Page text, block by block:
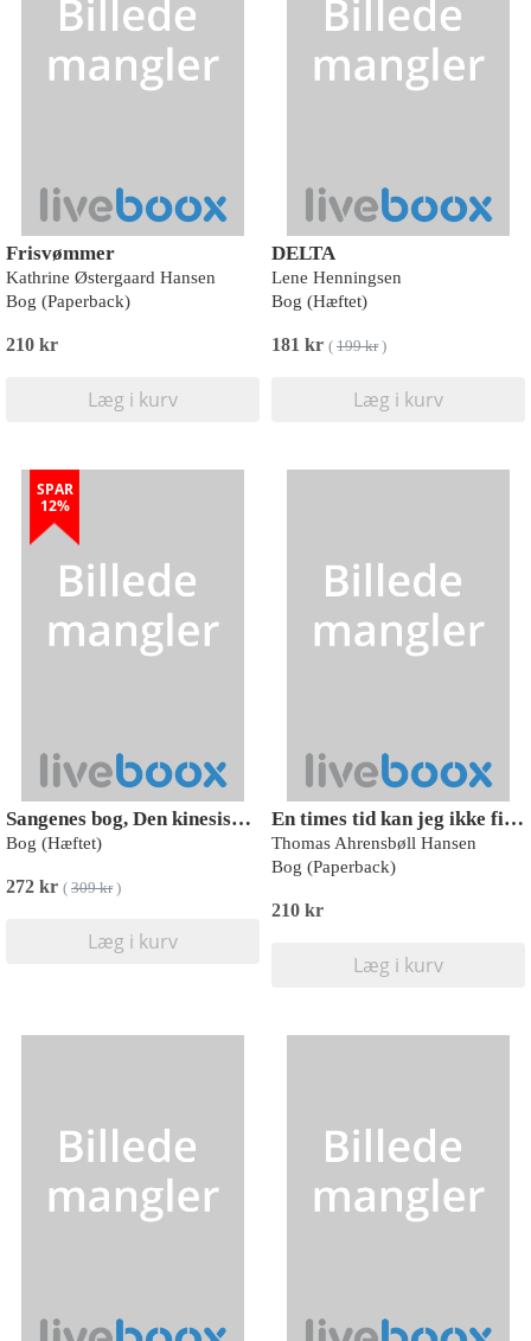
Frisvømmer
Kathrine Østergaard Hansen
Bog (Paperback)
210 kr
Læg i kurv
DELTA
Lene Henningsen
Bog (Hæftet)
181 kr ( 199 kr)
Læg i kurv
SPAR
12%
Sangenes bog, Den kinesiske klassiker
Bog (Hæftet)
272 kr ( 309 kr)
Læg i kurv
En times tid kan jeg ikke finde ud af det
Thomas Ahrensbøll Hansen
Bog (Paperback)
210 kr
Læg i kurv